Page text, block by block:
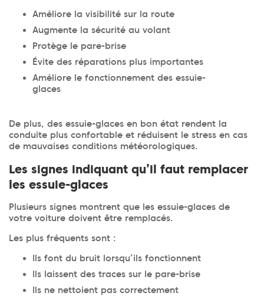
Améliore la visibilité sur la route
Augmente la sécurité au volant
Protège le pare-brise
Évite des réparations plus importantes
Améliore le fonctionnement des essuie-
glaces
De plus, des essuie-glaces en bon état rendent la
conduite plus confortable et réduisent le stress en cas
de mauvaises conditions météorologiques.
Les signes indiquant qu’il faut remplacer
les essuie-glaces
Plusieurs signes montrent que les essuie-glaces de
votre voiture doivent être remplacés.
Les plus fréquents sont :
Ils font du bruit lorsqu’ils fonctionnent
Ils laissent des traces sur le pare-brise
Ils ne nettoient pas correctement